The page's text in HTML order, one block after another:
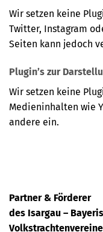
Wir setzen keine
Twitter, Instagram
Seiten kann jedoch
Plugin’s zur
Wir setzen keine
Medieninhalten wie
andere ein.
Partner & Förderer
des Isargau –
Volkstrachtenvereine